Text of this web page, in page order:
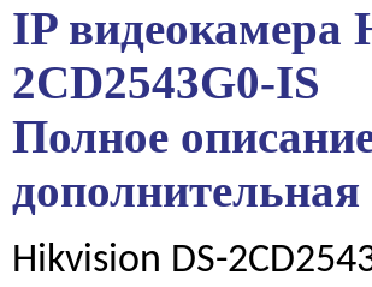
IP видеокамера
2CD2543G0-IS
Полное
Hikvision DS-